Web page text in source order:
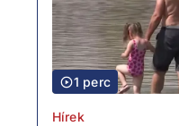
1 perc
Hírek